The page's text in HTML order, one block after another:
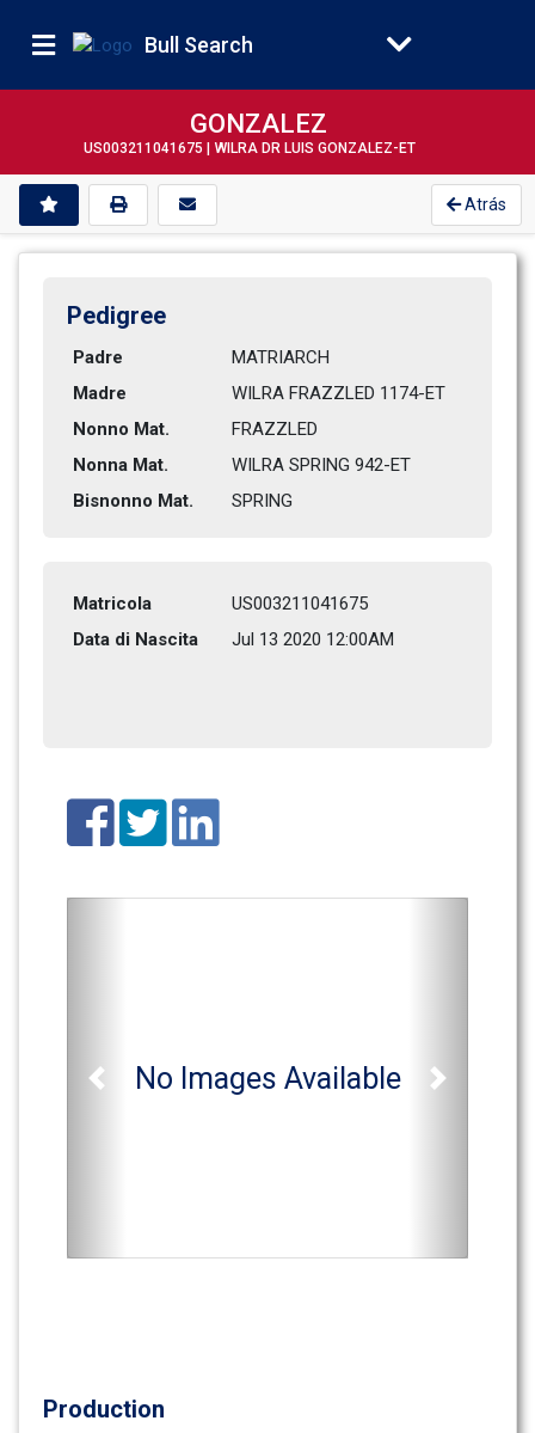
Bull Search
GONZALEZ
US003211041675 | WILRA DR LUIS GONZALEZ-ET
Atrás
Pedigree
Padre
MATRIARCH
Madre
WILRA FRAZZLED 1174-ET
Nonno Mat.
FRAZZLED
Nonna Mat.
WILRA SPRING 942-ET
Bisnonno Mat.
SPRING
Matricola
US003211041675
Data di Nascita
Jul 13 2020 12:00AM
No Images Available
Previous Next
Production